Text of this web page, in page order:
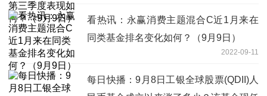
看热讯：永赢消费主题混合C近1月来在
同类基金排名变化如何？（9月9日）
2022-09-11
每日快播：9月8日工银全球股票(QDII)人